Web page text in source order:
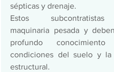
sépticas y drenaje.
Estos
maquinaria pesada y
profundo
condiciones del suelo y la
estructural.